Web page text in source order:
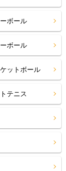
ボール
ボール
ットボール
テニス